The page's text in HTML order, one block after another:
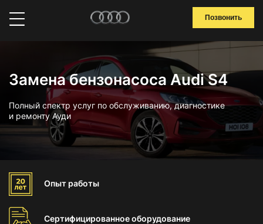
Позвонить
Замена бензонасоса Audi S4
Полный спектр услуг по обслуживанию, диагностике
и ремонту Ауди
Опыт работы
Сертифицированноеоборудование